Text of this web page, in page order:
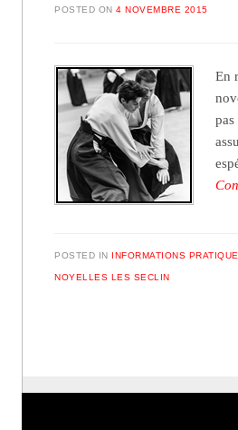
POSTED ON4 NOVEMBRE 2015
En
POSTED IN INFORMATIONS
NOYELLES LES SECLIN